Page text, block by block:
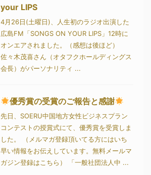
your LIPS
4月26日(土曜日)、人生初のラジオ出演した
広島FM「SONGS ON YOUR LIPS」12時に
オンエアされました。（感想は後ほど）
佐々木茂喜さん（オタフクホールディングス
会長）がパーソナリティ ...
優秀賞の受賞のご報告と感謝
先日、SOERU中国地方女性ビジネスプラン
コンテストの授賞式にて、優秀賞を受賞しま
した。 （メルマガ登録頂いてる方にはいち
早い情報をお伝えしています。無料メールマ
ガジン登録はこちら） 「一般社団法人中 ...